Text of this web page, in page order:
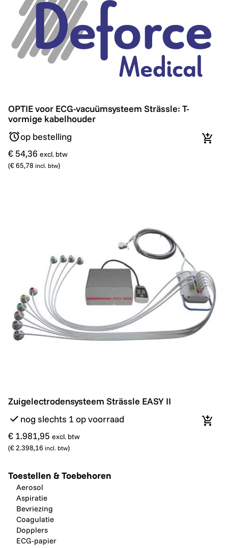
OPTIE voor ECG-vacuümsysteem Strässle: T-vormige
OPTIE voor ECG-vacuümsysteem Strässle: T-
vormige kabelhouder
op bestelling
€ 54,36 excl. btw
(€ 65,78 incl. btw)
In
Zuigelectrodensysteem Strässle EASY II
Zuigelectrodensysteem Strässle EASY II
nog slechts 1 op voorraad
€ 1.981,95 excl. btw
(€ 2.398,16 incl. btw)
In
Toestellen & Toebehoren
Aerosol
Aspiratie
Bevriezing
Coagulatie
Dopplers
ECG-papier